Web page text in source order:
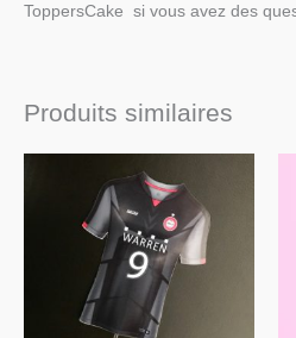
ToppersCake si vous avez des
Produits similaires